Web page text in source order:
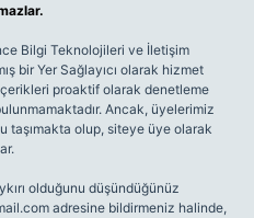
Bilgi Teknolojileri ve İletişim
bir Yer Sağlayıcı olarak hizmet
proaktif olarak denetleme
Ancak, üyelerimiz
taşımakta olup, siteye üye olarak
olduğunu düşündüğünüz
adresine bildirmeniz halinde,